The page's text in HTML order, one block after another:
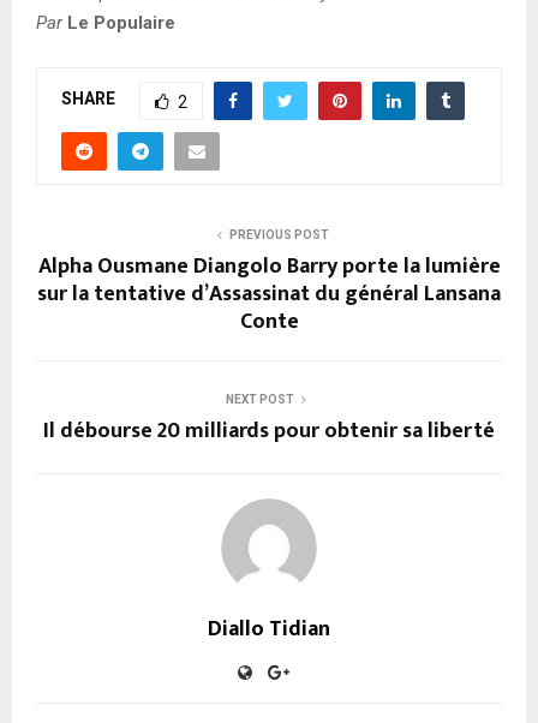
Par Le Populaire
SHARE 2
PREVIOUS POST
Alpha Ousmane Diangolo Barry porte la lumière
sur la tentative d’Assassinat du général Lansana
Conte
NEXT POST
Il débourse 20 milliards pour obtenir sa liberté
Diallo Tidian